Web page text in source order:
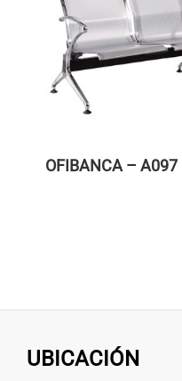
OFIBANCA – A097
UBICACIÓN